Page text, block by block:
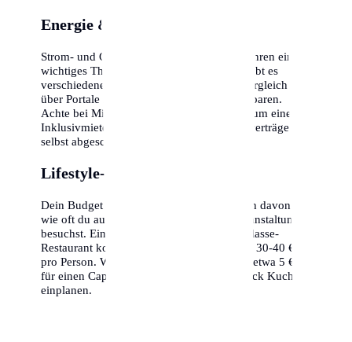
Energie & Nebenkosten
Strom- und Gaspreise sind in den letzten Jahren ein
wichtiges Thema geworden. In Chemnitz gibt es
verschiedene Anbieter, ein regelmäßiger Vergleich
über Portale kann hunderte Euro pro Jahr sparen.
Achte bei Mietverträgen darauf, ob es sich um eine
Inklusivmiete handelt oder ob alle Energieverträge
selbst abgeschlossen werden müssen.
Lifestyle-Optionen
Dein Budget in Chemnitz hängt maßgeblich davon ab,
wie oft du auswärts isst oder kulturelle Veranstaltungen
besuchst. Ein Abendessen in einem Mittelklasse-
Restaurant kostet inklusive Getränken etwa 30-40 €
pro Person. Wer gerne in Cafés geht, sollte etwa 5 €
für einen Cappuccino und 6-8 € für ein Stück Kuchen
einplanen.